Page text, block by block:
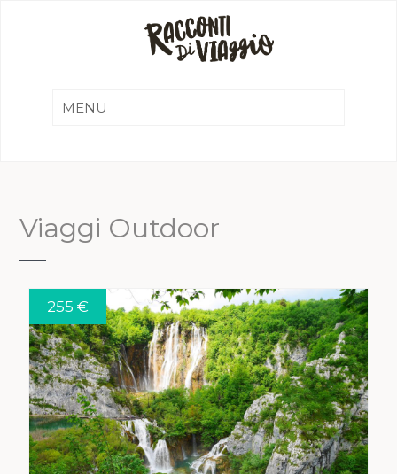
Viaggi Outdoor
255 €
VEDI